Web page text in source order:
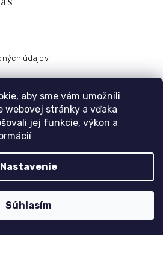
aby sme vám umožnili
webovej stránky a vďaka
jej funkcie, výkon a
Nastavenie
Súhlasím
údajov